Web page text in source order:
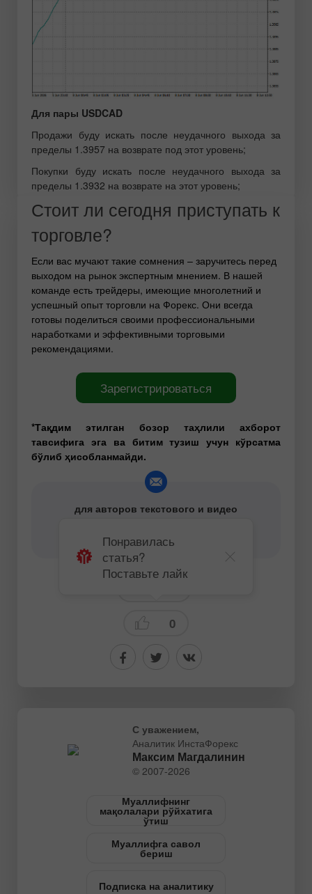
Для пары USDCAD
Продажи буду искать после неудачного выхода за
пределы 1.3957 на возврате под этот уровень;
Покупки буду искать после неудачного выхода за
пределы 1.3932 на возврате на этот уровень;
Стоит ли сегодня приступать к
торговле?
Если вас мучают такие сомнения – заручитесь перед
выходом на рынок экспертным мнением. В нашей
команде есть трейдеры, имеющие многолетний и
успешный опыт торговли на Форекс. Они всегда
готовы поделиться своими профессиональными
наработками и эффективными торговыми
рекомендациями.
Зарегистрироваться
*Тақдим этилган бозор таҳлили ахборот
тавсифига эга ва битим тузиш учун кўрсатма
бўлиб ҳисобланмайди.
для авторов текстового и видео
content-authors@instaforex.com
0
Понравилась
статья?
Поставьте лайк
С уважением,
Аналитик ИнстаФорекс
Максим Магдалинин
© 2007-2026
Муаллифнинг
мақолалари рўйхатига
ўтиш
Муаллифга савол
бериш
Подписка на аналитику